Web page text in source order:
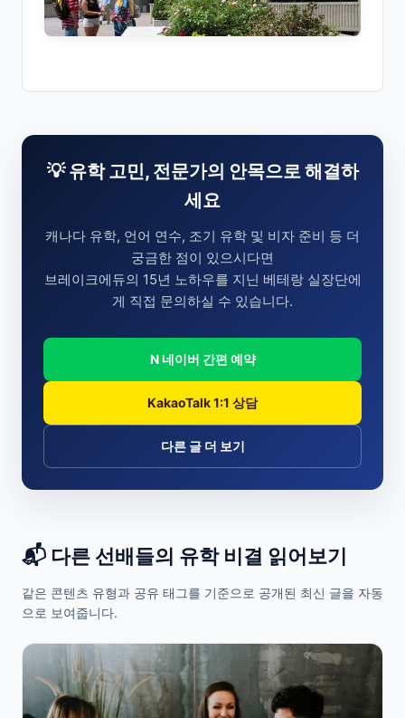
💡 유학 고민, 전문가의 안목으로 해결하
세요
캐나다 유학, 언어 연수, 조기 유학 및 비자 준비 등 더
궁금한 점이 있으시다면
브레이크에듀의 15년 노하우를 지닌 베테랑 실장단에
게 직접 문의하실 수 있습니다.
N 네이버 간편 예약
KakaoTalk 1:1 상담
다른 글 더 보기
📬 다른 선배들의 유학 비결 읽어보기
같은 콘텐츠 유형과 공유 태그를 기준으로 공개된 최신 글을 자동
으로 보여줍니다.